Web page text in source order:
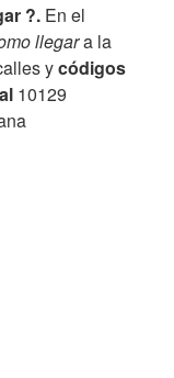
?. En el
llegara la
ycódigos
10129